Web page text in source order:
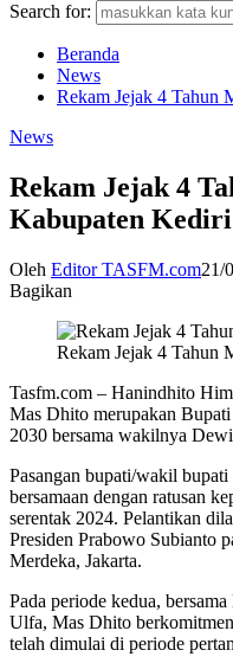
Search for:
Beranda
News
Rekam Jejak 4 Tahun
News
Rekam Jejak 4
Kabupaten Kediri
Oleh Editor TASFM.com21/
Bagikan
Rekam Jejak 4 Tahun
Tasfm.com – Hanindhito
Mas Dhito merupakan
2030 bersama wakilnya
Pasangan bupati/wakil
bersamaan dengan ratusan
serentak 2024. Pelantikan
Presiden Prabowo Subianto
Merdeka, Jakarta.
Pada periode kedua,
Ulfa, Mas Dhito
telah dimulai di periode